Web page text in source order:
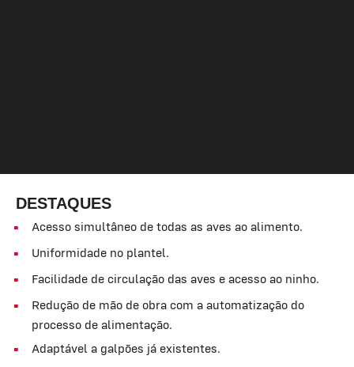
DESTAQUES
Acesso simultâneo de todas as aves ao alimento.
Uniformidade no plantel.
Facilidade de circulação das aves e acesso ao ninho.
Redução de mão de obra com a automatização do
processo de alimentação.
Adaptável a galpões já existentes.